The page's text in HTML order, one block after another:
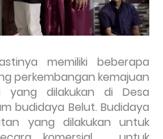
memiliki beberapa
perkembangan kemajuan
yang dilakukan di Desa
budidaya Belut. Budidaya
yang dilakukan untuk